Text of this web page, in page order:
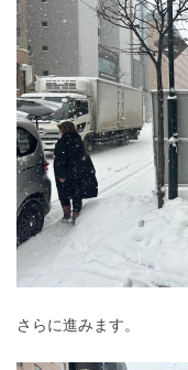
さらに進みます。